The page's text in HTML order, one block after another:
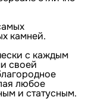
камней.
с каждым
своей
любое
и статусным.